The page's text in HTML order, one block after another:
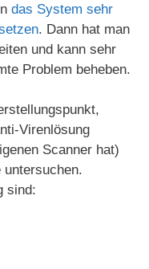
das System sehr
. Dann hat man
und kann sehr
Problem beheben.
Virenlösung
Scanner hat)
untersuchen.
sind: